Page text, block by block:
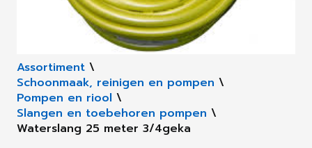
Assortiment \
Schoonmaak, reinigen en pompen \
Pompen en riool \
Slangen en toebehoren pompen \
Waterslang 25 meter 3/4geka